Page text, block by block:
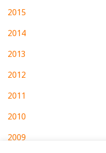
2015
2014
2013
2012
2011
2010
2009